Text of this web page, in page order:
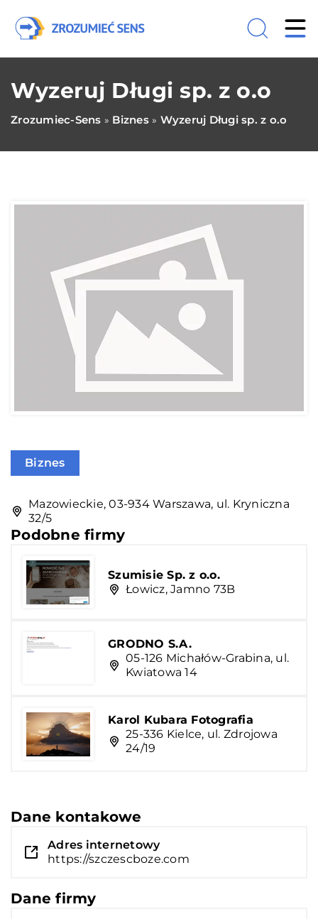
Wyzeruj Długi sp. z o.o
Zrozumiec-Sens » Biznes» Wyzeruj Długi sp. z o.o
Biznes
Mazowieckie, 03-934 Warszawa, ul. Kryniczna
32/5
Podobne firmy
Szumisie Sp. z o.o.
Łowicz, Jamno 73B
GRODNO S.A.
05-126 Michałów-Grabina, ul.
Kwiatowa 14
Karol Kubara Fotografia
25-336 Kielce, ul. Zdrojowa
24/19
Dane kontakowe
Adres internetowy
https://szczescboze.com
Dane firmy